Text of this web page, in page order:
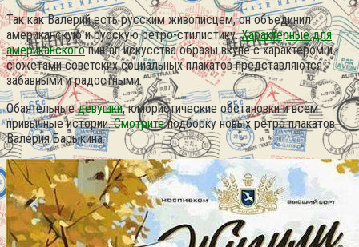
Так как Валерий есть русским живописцем, он объединил
американскую и русскую ретро-стилистику.Характерные для
американскогопин-ап искусства образы вкупе с характером и
сюжетами советских социальных плакатов представляются
забавными и радостными.
Обаятельныедевушки, юмористические обстановки и всем
привычные истории.Смотритеподборку новых ретро плакатов
Валерия Барыкина.